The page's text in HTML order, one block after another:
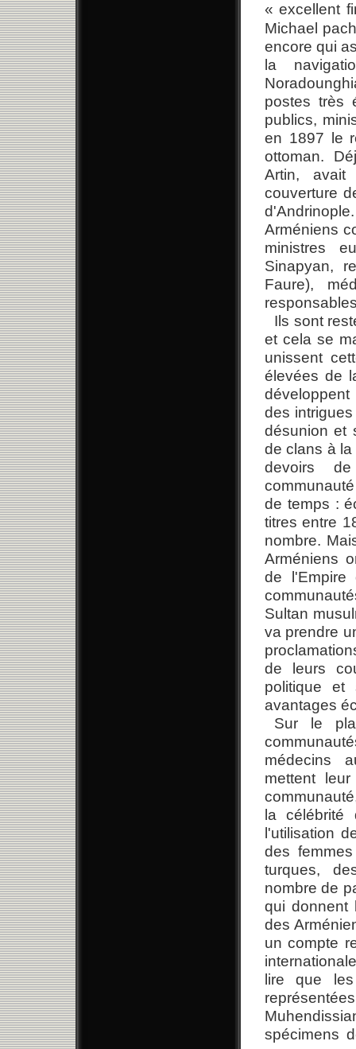
« excellent
Michael
encore qui
la
postes très
publics,
en 1897 le
ottoman.
Artin, avait
couverture
Arméniens
ministres
Sinapyan,
Faure),
Ils sont
et cela se
unissent
élevées de
des
désunion et
de clans à
devoirs
de temps :
titres entre
nombre.
Arméniens
de l'Empire
Sultan
va prendre
de leurs
politique et
avantages
Sur le
médecins
mettent
la célébrité
l'utilisation
des
turques,
nombre de
qui donnent
des
un compte
lire que les
spécimens